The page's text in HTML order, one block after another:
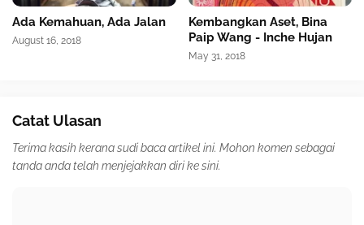
Ada Kemahuan, Ada Jalan
August 16, 2018
Kembangkan Aset, Bina
Paip Wang - Inche Hujan
May 31, 2018
Catat Ulasan
Terima kasih kerana sudi baca artikel ini. Mohon komen sebagai
tanda anda telah menjejakkan diri ke sini.